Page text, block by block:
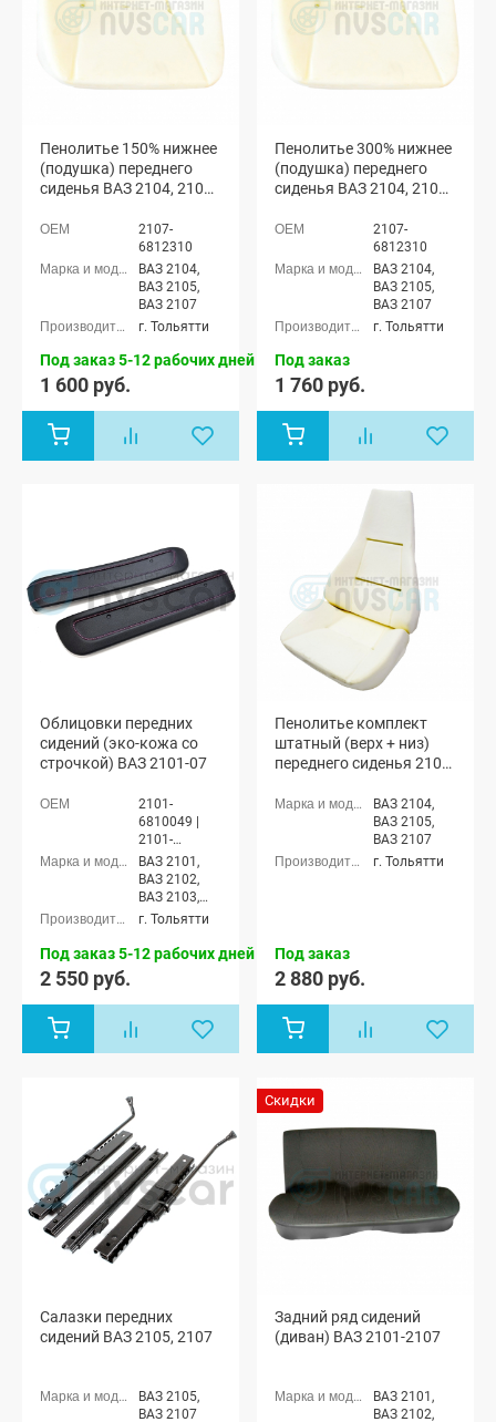
Пенолитье 150% нижнее
(подушка) переднего
сиденья ВАЗ 2104, 2105,
2107-
6812310
ВАЗ 2104,
ВАЗ 2105,
ВАЗ 2107
г. Тольятти
Под заказ 5-12 рабочих дней
1 600 руб.
Пенолитье 300% нижнее
(подушка) переднего
сиденья ВАЗ 2104, 2105,
2107-
6812310
ВАЗ 2104,
ВАЗ 2105,
ВАЗ 2107
г. Тольятти
Под заказ
1 760 руб.
Облицовки передних
сидений (эко-кожа со
строчкой) ВАЗ 2101-07
2101-
6810049 |
2101-
6810048
ВАЗ 2101,
ВАЗ 2102,
ВАЗ 2103,
ВАЗ 2104,
ВАЗ 2106,
г. Тольятти
Под заказ 5-12 рабочих дней
2 550 руб.
Пенолитье комплект
штатный (верх + низ)
переднего сиденья 2104,
ВАЗ 2104,
ВАЗ 2105,
ВАЗ 2107
г. Тольятти
Под заказ
2 880 руб.
Салазки передних
сидений ВАЗ 2105, 2107
ВАЗ 2105,
ВАЗ 2107
Скидки
Задний ряд сидений
(диван) ВАЗ 2101-2107
ВАЗ 2101,
ВАЗ 2102,